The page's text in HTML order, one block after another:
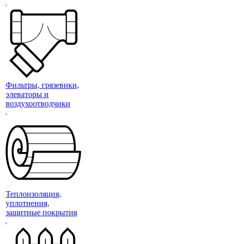
Фильтры, грязевики,
элеваторы и
воздухоотводчики
Теплоизоляция,
уплотнения,
защитные покрытия